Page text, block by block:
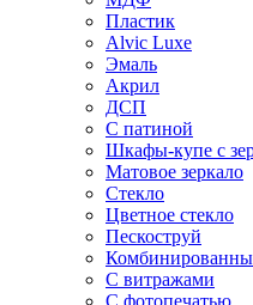
Пластик
Alvic Luxe
Эмаль
Акрил
ДСП
С патиной
Шкафы-купе с
Матовое зеркало
Стекло
Цветное стекло
Пескоструй
С витражами
С фотопечатью